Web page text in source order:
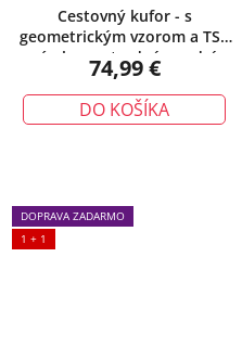
Cestovný kufor - s
geometrickým vzorom a TSA
zámkom, stredný, modrý
74,99 €
DO KOŠÍKA
DOPRAVA ZADARMO
1 + 1